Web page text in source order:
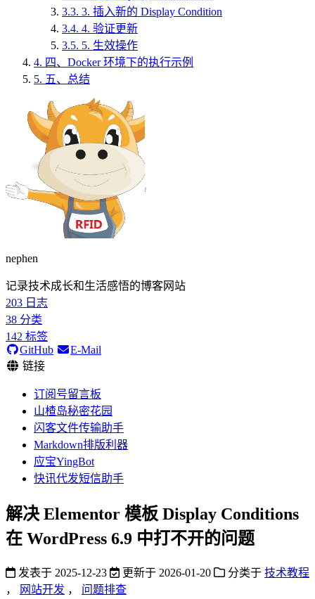
3.3. 3. 插入新的 Display Condition
3.4. 4. 验证更新
3.5. 5. 生效操作
4. 四、Docker 环境下的执行示例
5. 五、总结
nephen
记录技术成长和生活感悟的博客网站
203 日志
38 分类
142 标签
GitHub
E-Mail
链接
订阅号留言板
山楂岛秘密花园
闪客文件传输助手
Markdown排版利器
应宝YingBot
快讯代发短信助手
解决 Elementor 模板 Display Conditions
在 WordPress 6.9 中打不开的问题
发表于 2025-12-23 更新于 2026-01-20 分类于 技术教程
，
网站开发 ， 问题排查